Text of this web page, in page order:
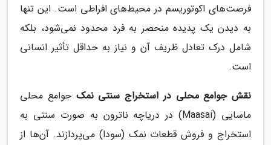
فرصت‌های اکوتوریسم در محیط‌های افراطی است. این تنها
به دیدن یک پدیده منحصر به فرد محدود نمی‌شود، بلکه
شامل درک تعادل ظریف آن و نیاز به حداقل تأثیر انسانی
است.
نقش جوامع محلی در استخراج سنتی نمک جوامع محلی
ماسایی (Maasai) در دریاچه ناترون به صورت سنتی به
استخراج و فروش قطعات نمک (سودا) می‌پردازند. آن‌ها از